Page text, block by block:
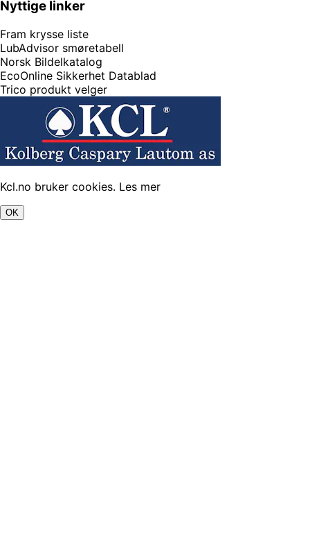
Nyttige linker
Fram krysse liste
LubAdvisor smøretabell
Norsk Bildelkatalog
EcoOnline Sikkerhet Datablad
Trico produkt velger
Kcl.no bruker cookies. Les mer
OK